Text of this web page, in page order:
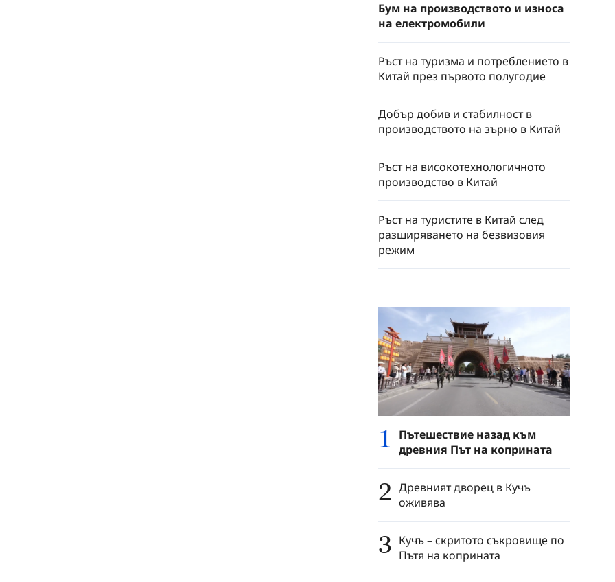
Бум на производството и износа
на електромобили
Ръст на туризма и потреблението в
Китай през първото полугодие
Добър добив и стабилност в
производството на зърно в Китай
Ръст на високотехнологичното
производство в Китай
Ръст на туристите в Китай след
разширяването на безвизовия
режим
1
Пътешествие назад към
древния Път на коприната
2 Древният дворец в Кучъ
оживява
3 Кучъ – скритото съкровище по
Пътя на коприната